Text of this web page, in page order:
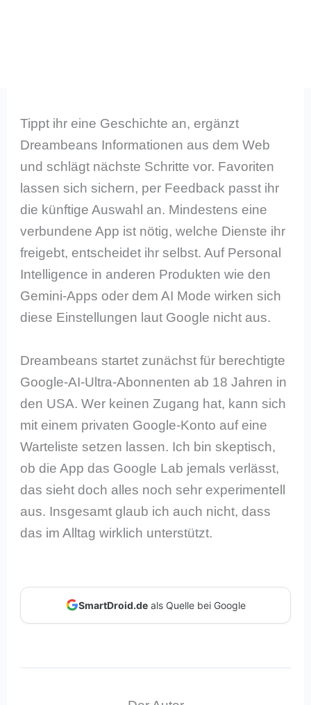
Tippt ihr eine Geschichte an, ergänzt
Dreambeans Informationen aus dem Web
und schlägt nächste Schritte vor. Favoriten
lassen sich sichern, per Feedback passt ihr
die künftige Auswahl an. Mindestens eine
verbundene App ist nötig, welche Dienste ihr
freigebt, entscheidet ihr selbst. Auf Personal
Intelligence in anderen Produkten wie den
Gemini-Apps oder dem AI Mode wirken sich
diese Einstellungen laut Google nicht aus.
Dreambeans startet zunächst für berechtigte
Google-AI-Ultra-Abonnenten ab 18 Jahren in
den USA. Wer keinen Zugang hat, kann sich
mit einem privaten Google-Konto auf eine
Warteliste setzen lassen. Ich bin skeptisch,
ob die App das Google Lab jemals verlässt,
das sieht doch alles noch sehr experimentell
aus. Insgesamt glaub ich auch nicht, dass
das im Alltag wirklich unterstützt.
SmartDroid.deals Quelle bei Google